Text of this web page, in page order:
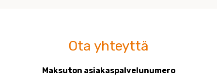
Ota yhteyttä
Maksuton asiakaspalvelunumero